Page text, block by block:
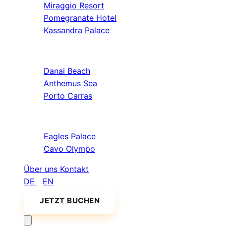
Miraggio Resort
Pomegranate Hotel
Kassandra Palace
Danai Beach
Anthemus Sea
Porto Carras
Eagles Palace
Cavo Olympo
Über uns Kontakt
DE
EN
JETZT BUCHEN